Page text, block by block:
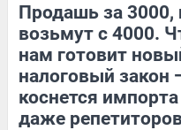
Продашь за 3000,
возьмут с 4000.
нам готовит
налоговый закон
коснется импорта
даже